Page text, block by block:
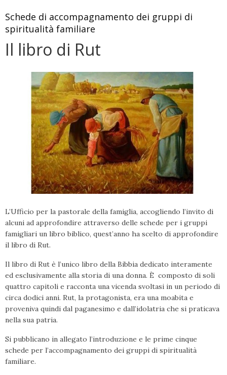
Schede di accompagnamento dei gruppi di
spiritualità familiare
Il libro di Rut
L’Ufficio per la pastorale della famiglia, accogliendo l’invito di
alcuni ad approfondire attraverso delle schede per i gruppi
famigliari un libro biblico, quest’anno ha scelto di approfondire
il libro di Rut.
Il libro di Rut è l’unico libro della Bibbia dedicato interamente
ed esclusivamente alla storia di una donna. È composto di soli
quattro capitoli e racconta una vicenda svoltasi in un periodo di
circa dodici anni. Rut, la protagonista, era una moabita e
proveniva quindi dal paganesimo e dall’idolatria che si praticava
nella sua patria.
Si pubblicano in allegato l’introduzione e le prime cinque
schede per l’accompagnamento dei gruppi di spiritualità
familiare.